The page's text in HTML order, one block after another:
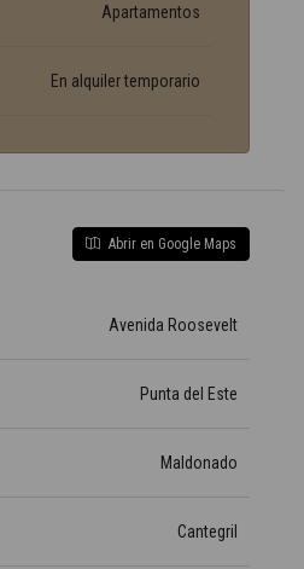
Apartamentos
En alquiler temporario
Abrir en Google Maps
Avenida Roosevelt
Punta del Este
Maldonado
Cantegril